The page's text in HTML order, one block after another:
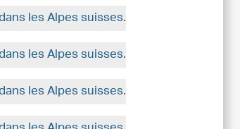
les Alpes suisses.
les Alpes suisses.
les Alpes suisses.